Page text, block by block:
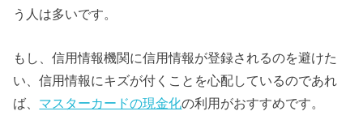
う人は多いです。
もし、信用情報機関に信用情報が登録されるのを避けた
い、信用情報にキズが付くことを心配しているのであれ
ば、 マスターカードの現金化の利用がおすすめです。